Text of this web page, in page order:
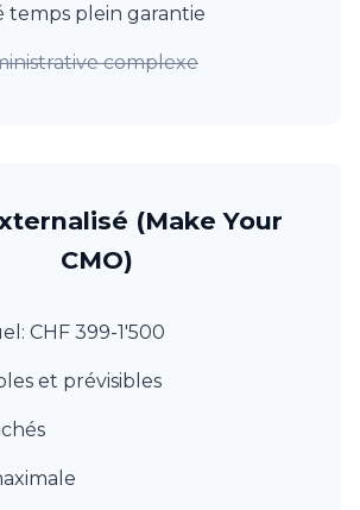
temps plein garantie
complexe
(Make Your
CMO)
CHF 399-1'500
et prévisibles